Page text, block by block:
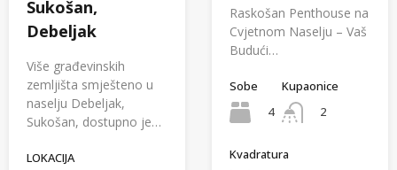
Sukošan,
Debeljak
Više građevinskih
zemljišta smješteno u
naselju Debeljak,
Sukošan, dostupno je…
LOKACIJA
Raskošan Penthouse na
Cvjetnom Naselju – Vaš
Budući…
Sobe
4
Kupaonice
2
Kvadratura